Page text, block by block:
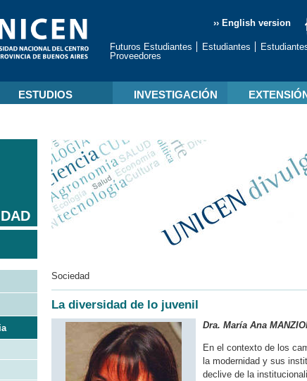
›› English version
Futuros Estudiantes Estudiantes
Proveedores
ESTUDIOS INVESTIGACIÓN
Sociedad
La diversidad de lo juvenil
Dra. María Ana
En el contexto de los
la modernidad y sus
declive de la